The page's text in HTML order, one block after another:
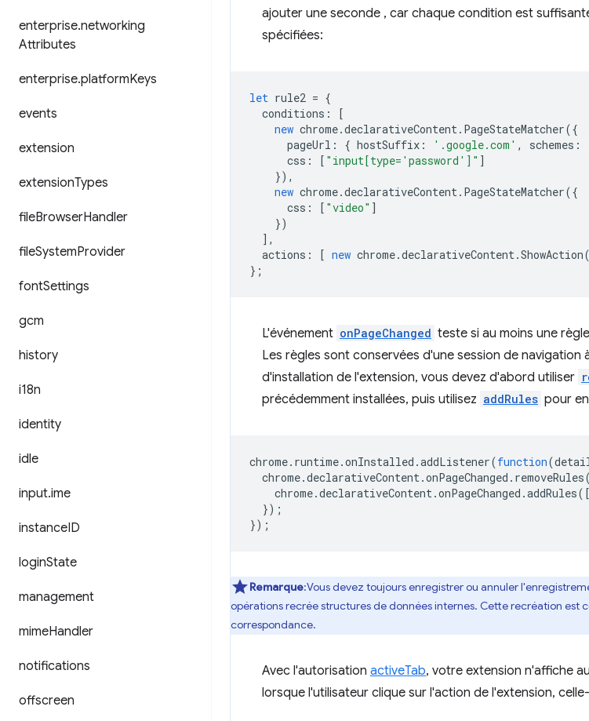
enterprise.networking
Attributes
enterprise.platformKeys
events
extension
extensionTypes
fileBrowserHandler
fileSystemProvider
fontSettings
gcm
history
i18n
identity
idle
input.ime
instanceID
loginState
management
mimeHandler
notifications
offscreen
ajouter une seconde , car chaque condition est
spécifiées:
let rule2 = {
conditions :
[
new chrome.declarativeContent. PageStateMatcher({
pageUrl : { hostSuffix : '.google.com' , schemes :
css : [ "input[type='password']" ]
}),
new chrome.declarativeContent. PageStateMatcher({
css : [ "video" ]
})
],
actions : [ new chrome.declarativeContent.ShowAction
};
L'événement onPageChanged teste si au moins une
Les règles sont conservées d'une session de
d'installation de l'extension, vous devez d'abord utiliser
précédemment installées, puis utilisez addRules pour
chrome. runtime.onInstalled .addListener(function(
chrome.declarativeContent.onPageChanged . removeRules(
chrome.declarativeContent.onPageChanged .addRules([
});
});
Remarque:Vous devez toujours enregistrer ou annuler
opérations recrée structures de données internes. Cette recréation est
correspondance.
Avec l'autorisation activeTab, votre extension n'affiche
lorsque l'utilisateur clique sur l'action de l'extension,